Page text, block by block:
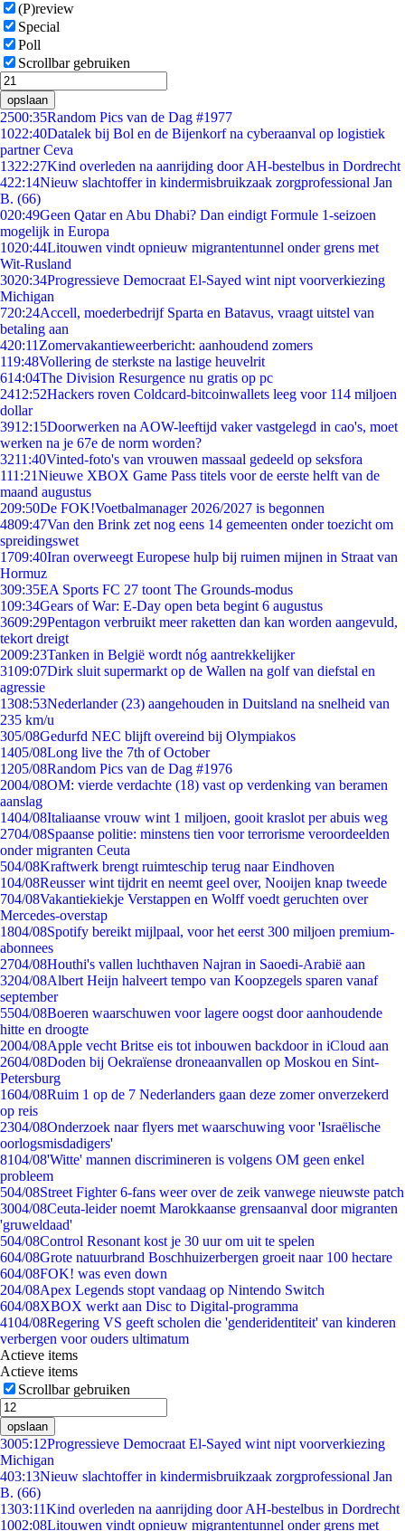
(P)review
Special
Poll
Scrollbar gebruiken
opslaan
2500:35Random Pics van de Dag #1977
1022:40Datalek bij Bol en de Bijenkorf na cyberaanval op logistiek
partner Ceva
1322:27Kind overleden na aanrijding door AH-bestelbus in Dordrecht
422:14Nieuw slachtoffer in kindermisbruikzaak zorgprofessional Jan
B. (66)
020:49Geen Qatar en Abu Dhabi? Dan eindigt Formule 1-seizoen
mogelijk in Europa
1020:44Litouwen vindt opnieuw migrantentunnel onder grens met
Wit-Rusland
3020:34Progressieve Democraat El-Sayed wint nipt voorverkiezing
Michigan
720:24Accell, moederbedrijf Sparta en Batavus, vraagt uitstel van
betaling aan
420:11 Zomervakantieweerbericht: aanhoudend zomers
119:48Vollering de sterkste na lastige heuvelrit
614:04The Division Resurgence nu gratis op pc
2412:52Hackers roven Coldcard-bitcoinwallets leeg voor 114 miljoen
dollar
3912:15Doorwerken na AOW-leeftijd vaker vastgelegd in cao's, moet
werken na je 67e de norm worden?
3211:40Vinted-foto's van vrouwen massaal gedeeld op seksfora
111:21Nieuwe XBOX Game Pass titels voor de eerste helft van de
maand augustus
209:50De FOK!Voetbalmanager 2026/2027 is begonnen
4809:47Van den Brink zet nog eens 14 gemeenten onder toezicht om
spreidingswet
1709:40Iran overweegt Europese hulp bij ruimen mijnen in Straat van
Hormuz
309:35EA Sports FC 27 toont The Grounds-modus
109:34Gears of War: E-Day open beta begint 6 augustus
3609:29Pentagon verbruikt meer raketten dan kan worden aangevuld,
tekort dreigt
2009:23Tanken in België wordt nóg aantrekkelijker
3109:07Dirk sluit supermarkt op de Wallen na golf van diefstal en
agressie
1308:53Nederlander (23) aangehouden in Duitsland na snelheid van
235 km/u
305/08Gedurfd NEC blijft overeind bij Olympiakos
1405/08Long live the 7th of October
1205/08Random Pics van de Dag #1976
2004/08OM: vierde verdachte (18) vast op verdenking van beramen
aanslag
1404/08Italiaanse vrouw wint 1 miljoen, gooit kraslot per abuis weg
2704/08Spaanse politie: minstens tien voor terrorisme veroordeelden
onder migranten Ceuta
504/08Kraftwerk brengt ruimteschip terug naar Eindhoven
104/08Reusser wint tijdrit en neemt geel over, Nooijen knap tweede
704/08Vakantiekiekje Verstappen en Wolff voedt geruchten over
Mercedes-overstap
1804/08Spotify bereikt mijlpaal, voor het eerst 300 miljoen premium-
abonnees
2704/08Houthi's vallen luchthaven Najran in Saoedi-Arabië aan
3204/08Albert Heijn halveert tempo van Koopzegels sparen vanaf
september
5504/08Boeren waarschuwen voor lagere oogst door aanhoudende
hitte en droogte
2004/08Apple vecht Britse eis tot inbouwen backdoor in iCloud aan
2604/08Doden bij Oekraïense droneaanvallen op Moskou en Sint-
Petersburg
1604/08Ruim 1 op de 7 Nederlanders gaan deze zomer onverzekerd
op reis
2304/08Onderzoek naar flyers met waarschuwing voor 'Israëlische
oorlogsmisdadigers'
8104/08'Witte' mannen discrimineren is volgens OM geen enkel
probleem
504/08Street Fighter 6-fans weer over de zeik vanwege nieuwste patch
3004/08Ceuta-leider noemt Marokkaanse grensaanval door migranten
'gruweldaad'
504/08Control Resonant kost je 30 uur om uit te spelen
604/08Grote natuurbrand Boschhuizerbergen groeit naar 100 hectare
604/08FOK! was even down
204/08Apex Legends stopt vandaag op Nintendo Switch
604/08XBOX werkt aan Disc to Digital-programma
4104/08Regering VS geeft scholen die 'genderidentiteit' van kinderen
verbergen voor ouders ultimatum
Actieve items
Actieve items
Scrollbar gebruiken
opslaan
3005:12Progressieve Democraat El-Sayed wint nipt voorverkiezing
Michigan
403:13Nieuw slachtoffer in kindermisbruikzaak zorgprofessional Jan
B. (66)
1303:11Kind overleden na aanrijding door AH-bestelbus in Dordrecht
1002:08Litouwen vindt opnieuw migrantentunnel onder grens met